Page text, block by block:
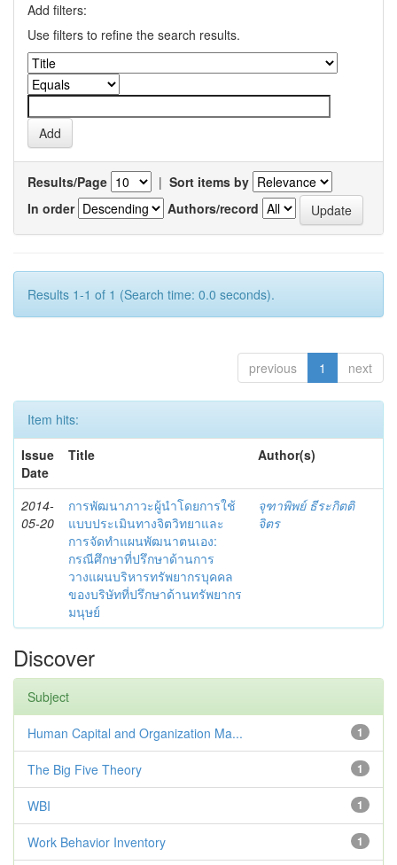
Add filters:
Use filters to refine the search results.
Results/Page | Sort items by
In order
Authors/record
Results 1-1 of 1 (Search time: 0.0 seconds).
previous 1 next
Item hits:
Issue
Date
Title Author(s)
2014-
05-20
การพัฒนาภาวะผู้นำโดยการใช้
แบบประเมินทางจิตวิทยาและ
การจัดทำแผนพัฒนาตนเอง:
กรณีศึกษาที่ปรึกษาด้านการ
วางแผนบริหารทรัพยากรบุคคล
ของบริษัทที่ปรึกษาด้านทรัพยากร
มนุษย์
จุฑาพิพย์ ธีระกิตติ
จิตร
Discover
Subject
1
Human Capital and Organization Ma...
1
The Big Five Theory
1
WBI
1
Work Behavior Inventory